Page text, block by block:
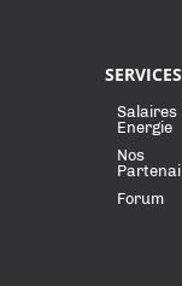
SERVICES
Salaires
Energie
Nos
Forum